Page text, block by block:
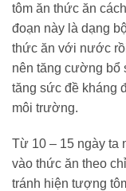
tôm ăn thức ăn
đoạn này là dạng
thức ăn với nước
nên tăng cường bổ
tăng sức đề kháng
môi trường.
Từ 10 – 15 ngày ta
vào thức ăn theo
tránh hiện tượng